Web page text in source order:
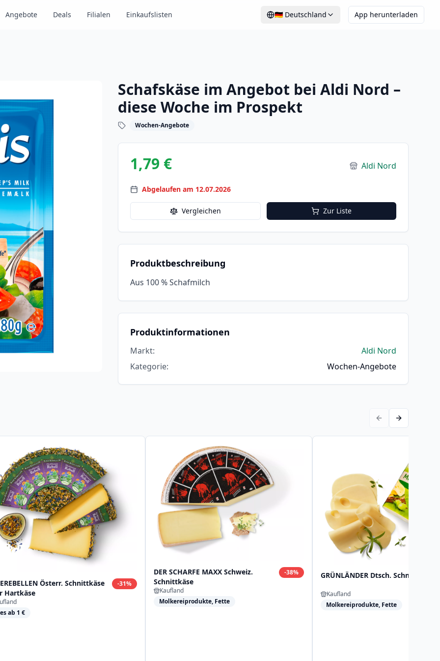
Angebote Deals Filialen Einkaufslisten 🇩🇪 Deutschland App herunterladen
Schafskäse im Angebot bei Aldi Nord –
diese Woche im Prospekt
Wochen-Angebote
1,79 € Aldi Nord
Abgelaufen am 12.07.2026
Vergleichen Zur Liste
Produktbeschreibung
Aus 100 % Schafmilch
Produktinformationen
Markt:
Aldi Nord
Kategorie: Wochen-Angebote
Österr. Schnittkäse
Hartkäse
-31%
ab 1 €
DER SCHARFE MAXX Schweiz.
Schnittkäse
-38%
Kaufland
Molkereiprodukte, Fette
GRÜNLÄNDER Dtsch. Schnittkäse
Kaufland
Molkereiprodukte, Fette